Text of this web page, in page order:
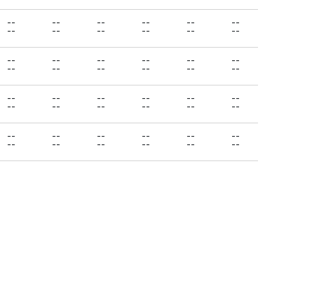
--
--
--
--
--
--
--
--
--
--
--
--
--
--
--
--
--
--
--
--
--
--
--
--
--
--
--
--
--
--
--
--
--
--
--
--
--
--
--
--
--
--
--
--
--
--
--
--